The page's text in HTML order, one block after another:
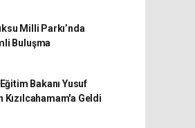
Milli Parkı’nda
Buluşma
Bakanı Yusuf
Kızılcahamam'a Geldi